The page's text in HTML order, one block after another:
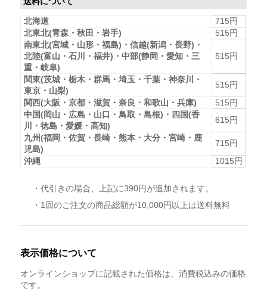
北海道
715円
北東北(青森・秋田・岩手)
515円
南東北(宮城・山形・福島)・信越(新潟・長野)・
北陸(富山・石川・福井)・中部(静岡・愛知・三
重・岐阜)
515円
関東(茨城・栃木・群馬・埼玉・千葉・神奈川・
東京・山梨)
515円
関西(大阪・京都・滋賀・奈良・和歌山・兵庫)
515円
中国(岡山・広島・山口・鳥取・島根)・四国(香
川・徳島・愛媛・高知)
615円
九州(福岡・佐賀・長崎・熊本・大分・宮崎・鹿
児島)
715円
沖縄
1015円
・代引きの場合、上記に390円が追加されます。
・1回のご注文の商品総額が10,000円以上は送料無料
表示価格について
オンラインショップに記載された価格は、消費税込みの価格
です。